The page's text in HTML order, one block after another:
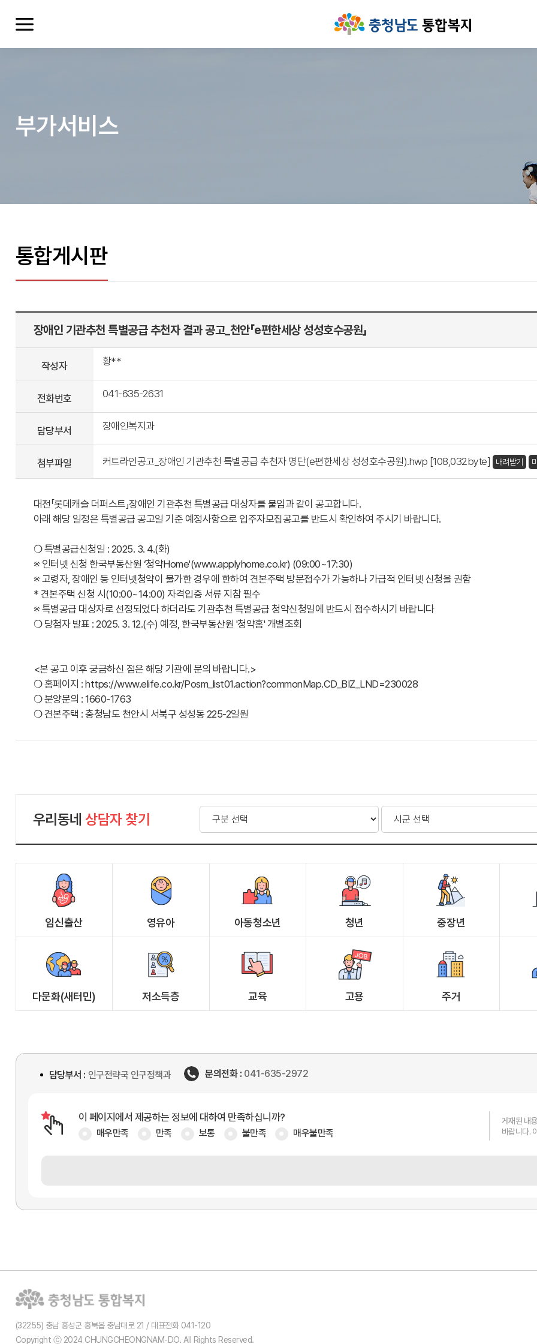
부가서비스
통합게시판
장애인 기관추천 특별공급 추천자 결과 공고_천안「e편한세상 성성호수공원」
작성자 황**
전화번호 041-635-2631
담당부서 장애인복지과
첨부파일 커트라인공고_장애인 기관추천 특별공급 추천자 명단(e편한세상 성성호수공원).hwp [108,032byte] 내려받기
대전「롯데캐슬 더퍼스트」장애인 기관추천 특별공급 대상자를 붙임과 같이 공고합니다.
아래 해당 일정은 특별공급 공고일 기준 예정사항으로 입주자모집공고를 반드시 확인하여 주시기 바랍니다.
❍ 특별공급신청일 : 2025. 3. 4.(화)
※ 인터넷 신청 한국부동산원 ‘청약Home'(www.applyhome.co.kr) (09:00~17:30)
※ 고령자, 장애인 등 인터넷청약이 불가한 경우에 한하여 견본주택 방문접수가 가능하나 가급적 인터넷 신청을 권함
* 견본주택 신청 시(10:00~14:00) 자격입증 서류 지참 필수
※ 특별공급 대상자로 선정되었다 하더라도 기관추천 특별공급 청약신청일에 반드시 접수하시기 바랍니다
❍ 당첨자 발표 : 2025. 3. 12.(수) 예정, 한국부동산원 '청약홈' 개별조회
<본 공고 이후 궁금하신 점은 해당 기관에 문의 바랍니다.>
❍ 홈페이지 : https://www.elife.co.kr/Posm_list01.action?commonMap.CD_BIZ_LND=230028
❍ 분양문의 : 1660-1763
❍ 견본주택 : 충청남도 천안시 서북구 성성동 225-2일원
우리동네 상담자 찾기
임신출산 영유아 아동청소년 청년 중장년
다문화(새터민) 저소득층 교육 고용 주거
담당부서 : 인구전략국 인구정책과 문의전화 : 041-635-2972
이 페이지에서 제공하는 정보에 대하여 만족하십니까?
매우만족 만족 보통 불만족 매우불만족
게재된 내
(32255) 충남 홍성군 홍북읍 충남대로 21 / 대표전화 041-120
Copyright ⓒ 2024 CHUNGCHEONGNAM-DO. All Rights Reserved.